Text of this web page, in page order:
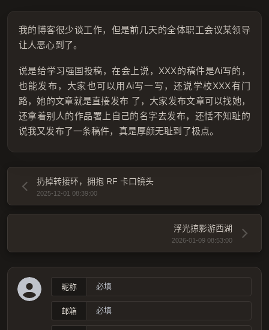
我的博客很少谈工作，但是前几天的全体职工会议某领导
让人恶心到了。
说是给学习强国投稿，在会上说，XXX的稿件是Ai写的，
也能发布，大家也可以用Ai写一写，还说学校XXX有门
路，她的文章就是直接发布 了，大家发布文章可以找她，
还拿着别人的作品署上自己的名字去发布，还恬不知耻的
说我又发布了一条稿件，真是厚颜无耻到了极点。
扔掉转接环，拥抱 RF 卡口镜头
2025-12-01 08:39:00
浮光掠影游西湖
2026-01-09 08:53:00
昵称
邮箱